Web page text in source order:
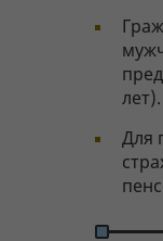
лет).
Для